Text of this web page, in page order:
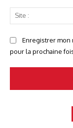
Enregistrer mon
pour la prochaine